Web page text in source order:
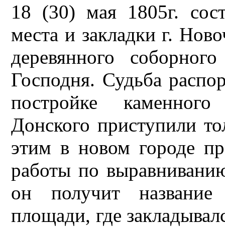
18 (30) мая 1805г.
места и закладки г.
деревянного
Господня. Судьба
постройке
Донского приступили
этим в новом городе
работы по
он получит
площади, где